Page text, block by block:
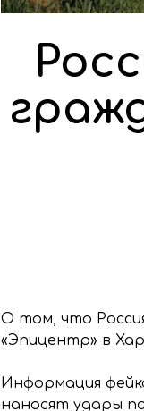
О том, что
«Эпицентр» в
Информация
наносят удары